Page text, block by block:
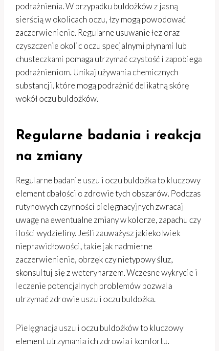
podrażnienia. W przypadku buldożków z jasną
sierścią w okolicach oczu, łzy mogą powodować
zaczerwienienie. Regularne usuwanie łez oraz
czyszczenie okolic oczu specjalnymi płynami lub
chusteczkami pomaga utrzymać czystość i zapobiega
podrażnieniom. Unikaj używania chemicznych
substancji, które mogą podrażnić delikatną skórę
wokół oczu buldożków.
Regularne badania i reakcja
na zmiany
Regularne badanie uszu i oczu buldożka to kluczowy
element dbałości o zdrowie tych obszarów. Podczas
rutynowych czynności pielęgnacyjnych zwracaj
uwagę na ewentualne zmiany w kolorze, zapachu czy
ilości wydzieliny. Jeśli zauważysz jakiekolwiek
nieprawidłowości, takie jak nadmierne
zaczerwienienie, obrzęk czy nietypowy śluz,
skonsultuj się z weterynarzem. Wczesne wykrycie i
leczenie potencjalnych problemów pozwala
utrzymać zdrowie uszu i oczu buldożka.
Pielęgnacja uszu i oczu buldożków to kluczowy
element utrzymania ich zdrowia i komfortu.